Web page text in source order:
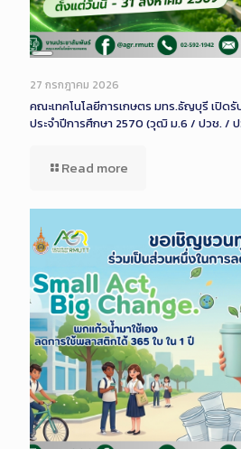
Long
Description
27 กรกฎาคม 2026
คณะเทคโนโลยีการเกษตร มทร.ธัญบุรี เปิด
ประจำปีการศึกษา 2570 (วุฒิ ม.6 / ปวช. /
Read more